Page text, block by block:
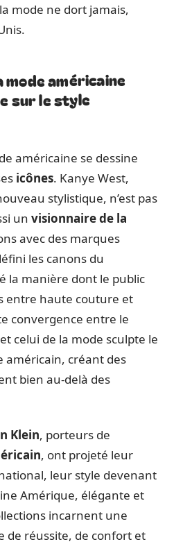
mode ne dort jamais,
mode américaine
sur le style
américaine se dessine
icônes. Kanye West,
stylistique, n’est pas
un visionnaire de la
avec des marques
les canons du
la manière dont le public
entre haute couture et
convergence entre le
celui de la mode sculpte le
américain, créant des
bien au-delà des
Klein, porteurs de
, ont projeté leur
leur style devenant
Amérique, élégante et
incarnent une
de réussite, de confort et